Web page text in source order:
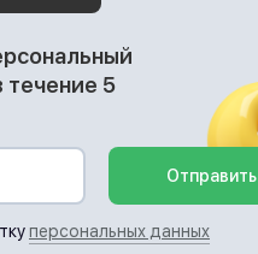
5
Отправить
персональных данных